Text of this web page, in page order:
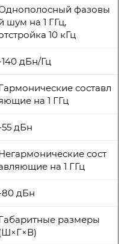
фазовы
шум на 1 ГГц,
10 кГц
140 дБн/Гц
составл
на 1 ГГц
55 дБн
сост
на 1 ГГц
80 дБн
размеры